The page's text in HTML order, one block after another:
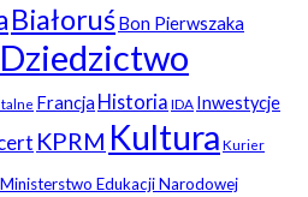
BiałoruśBon Pierwszaka
Dziedzictwo
Francja Historia IDA Inwestycje
KPRM Kultura Kurier
Ministerstwo Edukacji Narodowej